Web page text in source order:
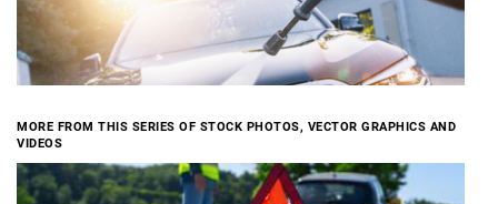
MORE FROM THIS SERIES OF STOCK PHOTOS, VECTOR GRAPHICS AND
VIDEOS